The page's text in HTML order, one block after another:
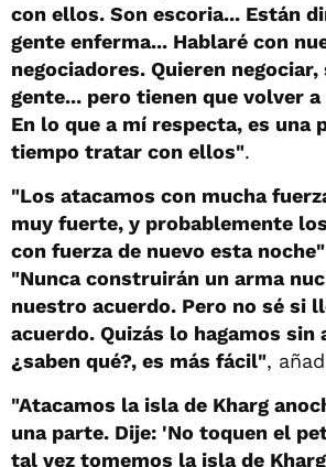
con ellos. Son escoria... Están
gente enferma... Hablaré con
negociadores. Quieren negociar,
gente... pero tienen que volver
En lo que a mí respecta, es una
tiempo tratar con ellos".
"Los atacamos con mucha
muy fuerte, y probablemente
con fuerza de nuevo esta noche"
"Nunca construirán un arma
nuestro acuerdo. Pero no sé si
acuerdo. Quizás lo hagamos sin
¿saben qué?, es más fácil",
"Atacamos la isla de Kharg
una parte. Dije: 'No toquen el
tal vez tomemos la isla de